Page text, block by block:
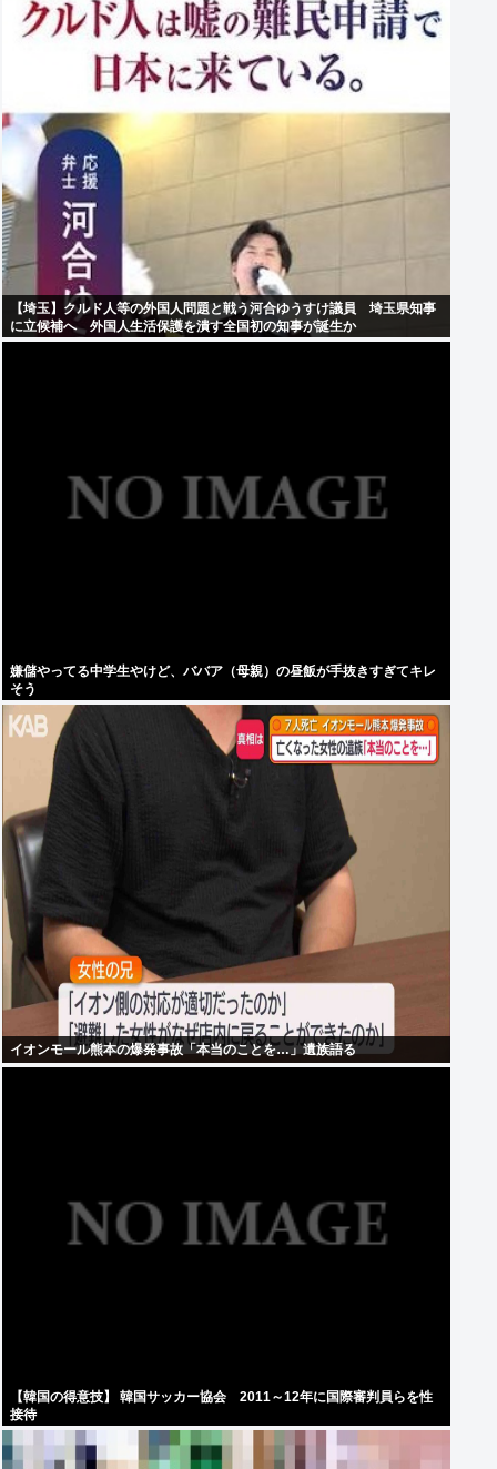
【埼玉】クルド人等の外国人問題と戦う河合ゆうすけ議員 埼玉県知事
に立候補へ 外国人生活保護を潰す全国初の知事が誕生か
嫌儲やってる中学生やけど、ババア（母親）の昼飯が手抜きすぎてキレ
そう
イオンモール熊本の爆発事故「本当のことを…」遺族語る
【韓国の得意技】 韓国サッカー協会 2011～12年に国際審判員らを性
接待